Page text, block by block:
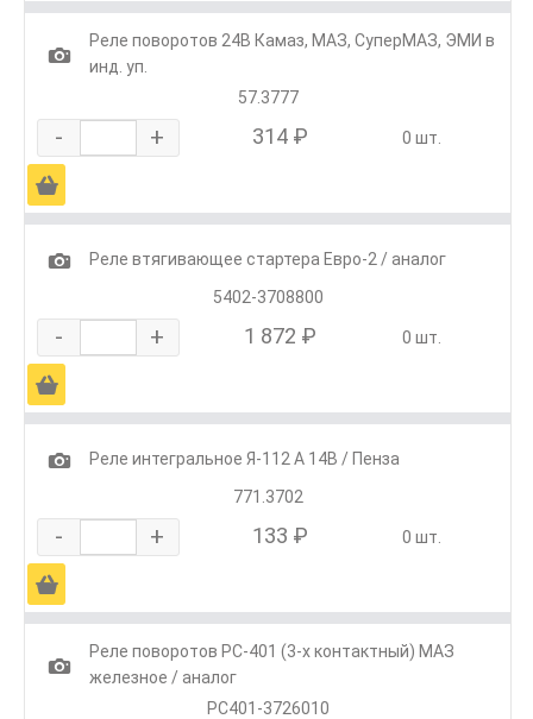
1
Реле поворотов 24В Камаз, МАЗ, СуперМАЗ, ЭМИ в
инд. уп.
57.3777
- + 314 ₽ 0 шт.
Ä
1
Реле втягивающее стартера Евро-2 / аналог
5402-3708800
- + 1 872 ₽ 0 шт.
Ä
1
Реле интегральное Я-112 А 14В / Пенза
771.3702
- + 133 ₽ 0 шт.
Ä
1
Реле поворотов РС-401 (3-х контактный) МАЗ
железное / аналог
РС401-3726010